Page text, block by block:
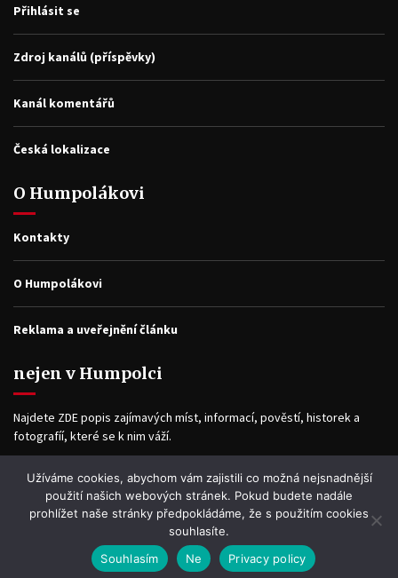
Přihlásit se
Zdroj kanálů (příspěvky)
Kanál komentářů
Česká lokalizace
O Humpolákovi
Kontakty
O Humpolákovi
Reklama a uveřejnění článku
nejen v Humpolci
Najdete ZDE popis zajímavých míst, informací, pověstí, historek a
fotografíí, které se k nim váží.
Facebook
Užíváme cookies, abychom vám zajistili co možná nejsnadnější
použití našich webových stránek. Pokud budete nadále
prohlížet naše stránky předpokládáme, že s použitím cookies
souhlasíte.
Souhlasím
Ne Privacy policy